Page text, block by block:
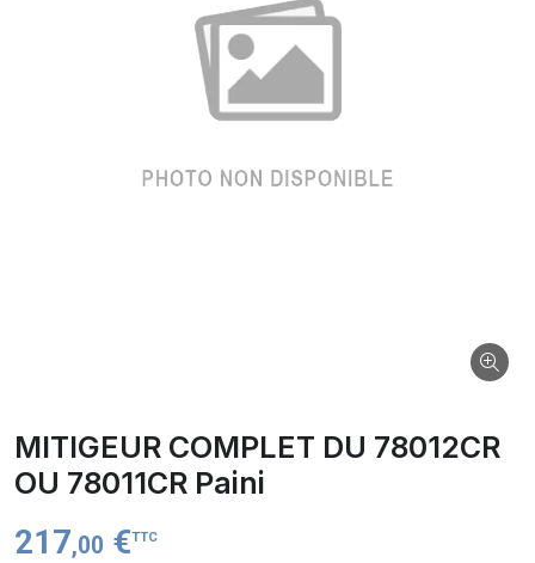
MITIGEUR COMPLET DU 78012CR
OU 78011CR Paini
217,00 €TTC